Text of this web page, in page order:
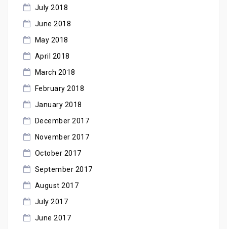
July 2018
June 2018
May 2018
April 2018
March 2018
February 2018
January 2018
December 2017
November 2017
October 2017
September 2017
August 2017
July 2017
June 2017